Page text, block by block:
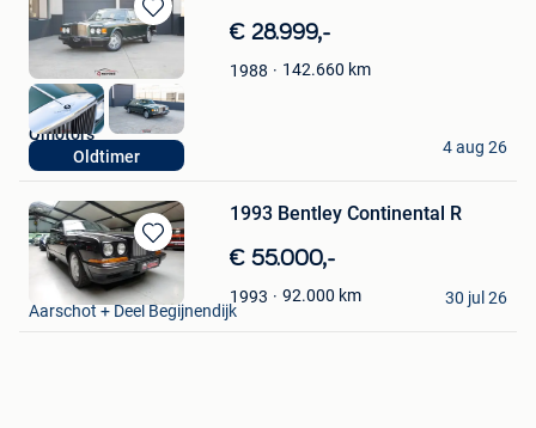
Bewaren
in
Mijn
Favorieten
Oldtimer
€ 28.999,-
1988 142.660 km
Qmotors
Beringen
4 aug 26
Bewaren
in
Mijn
Favorieten
1993 Bentley Continental R
€ 55.000,-
1993 92.000 km
Oldtimers Gilis
Aarschot + Deel Begijnendijk
30 jul 26